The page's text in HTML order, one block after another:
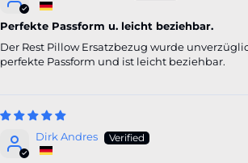
Perfekte Passform u. leicht beziehbar.
Der Rest Pillow Ersatzbezug wurde
perfekte Passform und ist leicht beziehbar.
Dirk Andres